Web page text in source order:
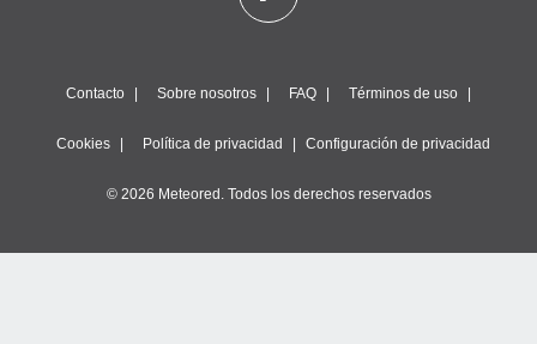
Contacto Sobre nosotros FAQ Términos de uso
Cookies Política de privacidad Configuración de privacidad
© 2026 Meteored. Todos los derechos reservados